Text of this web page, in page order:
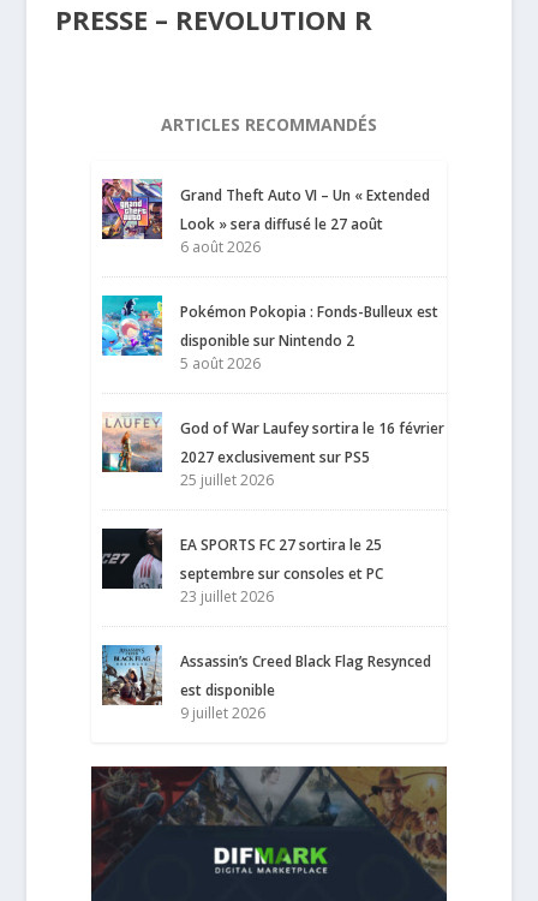
PRESSE – REVOLUTION R
ARTICLES RECOMMANDÉS
Grand Theft Auto VI – Un « Extended
Look » sera diffusé le 27 août
6 août 2026
Pokémon Pokopia : Fonds-Bulleux est
disponible sur Nintendo 2
5 août 2026
God of War Laufey sortira le 16 février
2027 exclusivement sur PS5
25 juillet 2026
EA SPORTS FC 27 sortira le 25
septembre sur consoles et PC
23 juillet 2026
Assassin’s Creed Black Flag Resynced
est disponible
9 juillet 2026